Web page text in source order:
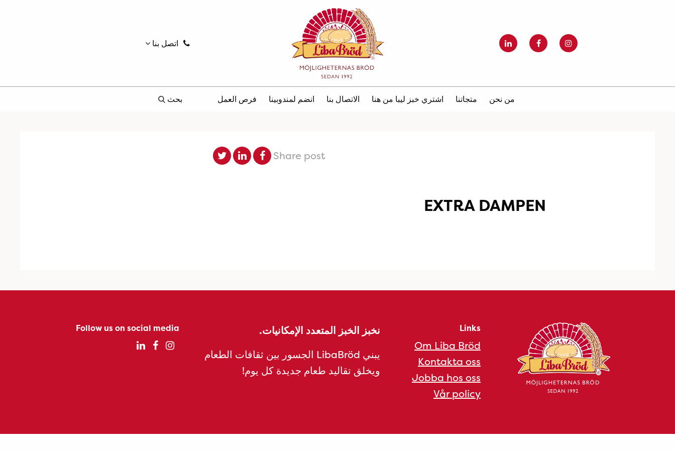
اتصل بنا
من نحن متجاتنا اشتري خبز ليبا من هنا الاتصال بنا انضم لمندوبينا فرص العمل بحث
Share post
EXTRA DAMPEN
Links
Om Liba Bröd
Kontakta oss
Jobba hos oss
Vår policy
نخبز الخبز المتعدد الإمكانيات.
يبني LibaBröd الجسور بين ثقافات الطعام
ويخلق تقاليد طعام جديدة كل يوم!
Follow us on social media